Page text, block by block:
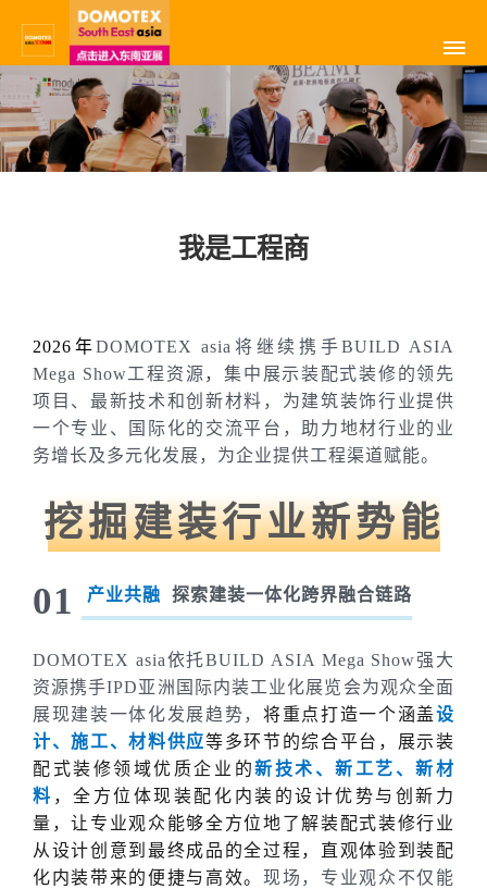
我是工程商
2026年DOMOTEX asia将继续携手BUILD ASIA
Mega Show工程资源 ，集中展示装配式装修的领先
项目、最新技术和创新材料，为建筑装饰行业提供
一个专业、国际化的交流平台，助力地材行业的业
务增长及多元化发展，为企业提供工程渠道赋能。
DOMOTEX asia
挖掘建装行业新势能
01 产业共融 探索建装一体化跨界融合链路
DOMOTEX asia依托BUILD ASIA Mega Show强大
资源携手IPD亚洲国际内装工业化展览会为观众全面
展现建装一体化发展趋势， 将重点打造一个涵盖设
计、施工、材料供应等多环节的综合平台，展示装
配式装修领域优质企业 的新技术、新工艺、新材
料 ，全方位体现装配化内装的设计优势与创新力
量，让专业观众能够全方位地了解装配式装修行业
从设计创意到最终成品的全过程，直观体验到装配
化内装带来的便捷与高效。 现场，专业观众不仅能